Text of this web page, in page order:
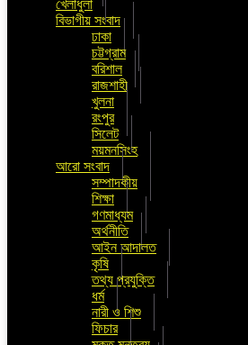
খেলাধুলা
বিভাগীয় সংবাদ
ঢাকা
চট্টগ্রাম
বরিশাল
রাজশাহী
খুলনা
রংপুর
সিলেট
ময়মনসিংহ
আরো সংবাদ
সম্পাদকীয়
শিক্ষা
গণমাধ্যম
অর্থনীতি
আইন আদালত
কৃষি
তথ্য প্রযুক্তি
ধর্ম
নারী ও শিশু
ফিচার